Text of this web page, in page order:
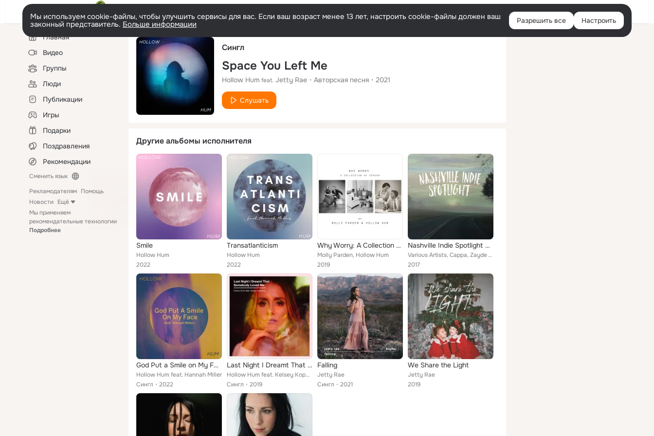
Русский Войти
Мы используем cookie-файлы, чтобы улучшить сервисы для вас. Если ваш возраст менее 13 лет, настроить cookie-файлы должен ваш
законный представитель. Больше информации Разрешить все Настроить
Левая
колонкаГлавная
Видео
Группы
Люди
Публикации
Игры
Подарки
Поздравления
Рекомендации
Сменить язык
Рекламодателям Помощь
Новости Ещё
Мы применяем
рекомендательные технологии
Подробнее
Сингл
Space You Left Me
Hollow Hum feat. Jetty Rae Авторская песня 2021
Слушать
Другие альбомы исполнителя
Smile
Hollow Hum
2022
Transatlanticism
Hollow Hum
2022
Why Worry: A Collection of Covers
Molly Parden, Hollow Hum
2019
Nashville Indie Spotlight 2017
Various Artists, Cappa, Zayde Wølf, Kelsey Kopecky, Jennifer Paige, Kelsey Waldon, Meaning Machine, Molly Parden, Whissell, Josh...
2017
God Put a Smile on My Face
Hollow Hum feat. Hannah Miller
Сингл
2022
Last Night I Dreamt That Somebody Loved Me
Hollow Hum feat. Kelsey Kopecky
Сингл
2019
Falling
Jetty Rae
Сингл
2021
We Share the Light
Jetty Rae
2019